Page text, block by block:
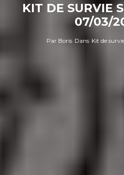
KIT DE SURVIE
07/03/
Par Boris Dans Kit de